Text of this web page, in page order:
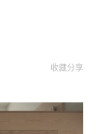
收藏分享